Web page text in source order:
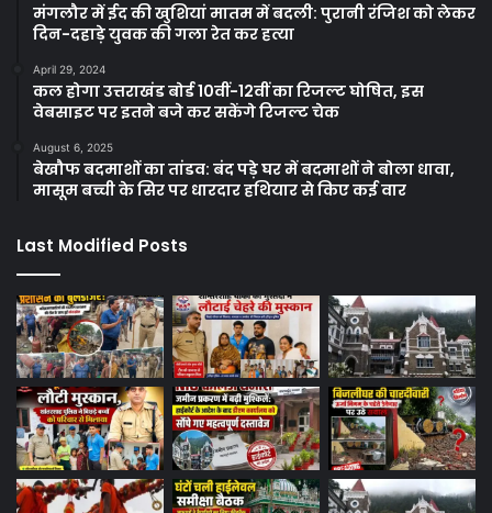
मंगलौर में ईद की खुशियां मातम में बदली: पुरानी रंजिश को लेकर
दिन-दहाड़े युवक की गला रेत कर हत्या
April 29, 2024
कल होगा उत्तराखंड बोर्ड 10वीं-12वीं का रिजल्ट घोषित, इस
वेबसाइट पर इतने बजे कर सकेंगे रिजल्ट चेक
August 6, 2025
बेखौफ बदमाशों का तांडव: बंद पड़े घर में बदमाशों ने बोला धावा,
मासूम बच्ची के सिर पर धारदार हथियार से किए कई वार
Last Modified Posts